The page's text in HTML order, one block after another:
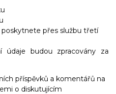
přes službu třetí
údaje budou zpracovány za
příspěvků a komentářů na
o diskutujícím